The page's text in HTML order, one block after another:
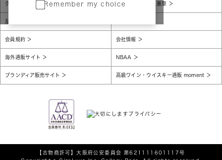
Remember my choice
グローバルプライバシーポリシー コンプライアンス憲章
反社会的勢力に対する基本方針
会員規約 会社情報
海外通販サイト NBAA
ブランディア販売サイト 高級ワイン・ウイスキー通販 moment
【古物商許可】大阪府公安委員会 第621111601117号